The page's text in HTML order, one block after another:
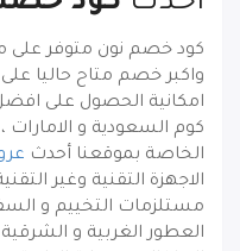
كود خصم نون متوفر على
واكبر خصم متاح حاليا
امكانية الحصول على
كوم السعودية و الامارات
الخاصة بموقعنا أحدث
الاجهزة التقنية وغير
مستلزمات التخييم و
العطور الغربية و